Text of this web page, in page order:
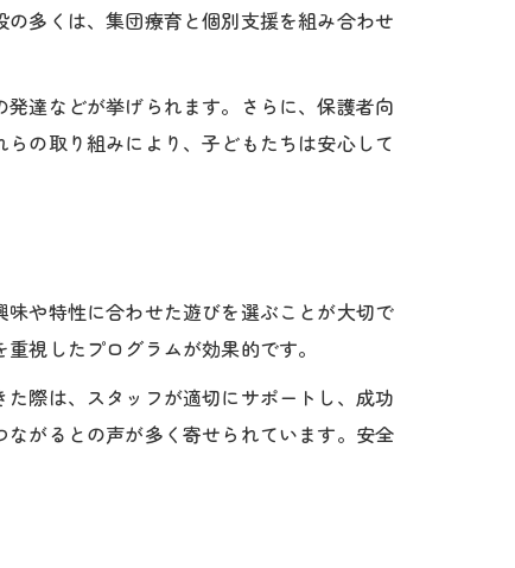
多くは、集団療育と個別支援を組み合わせ
達などが挙げられます。さらに、保護者向
の取り組みにより、子どもたちは安心して
や特性に合わせた遊びを選ぶことが大切で
視したプログラムが効果的です。
際は、スタッフが適切にサポートし、成功
がるとの声が多く寄せられています。安全